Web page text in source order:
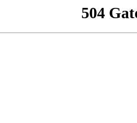
504